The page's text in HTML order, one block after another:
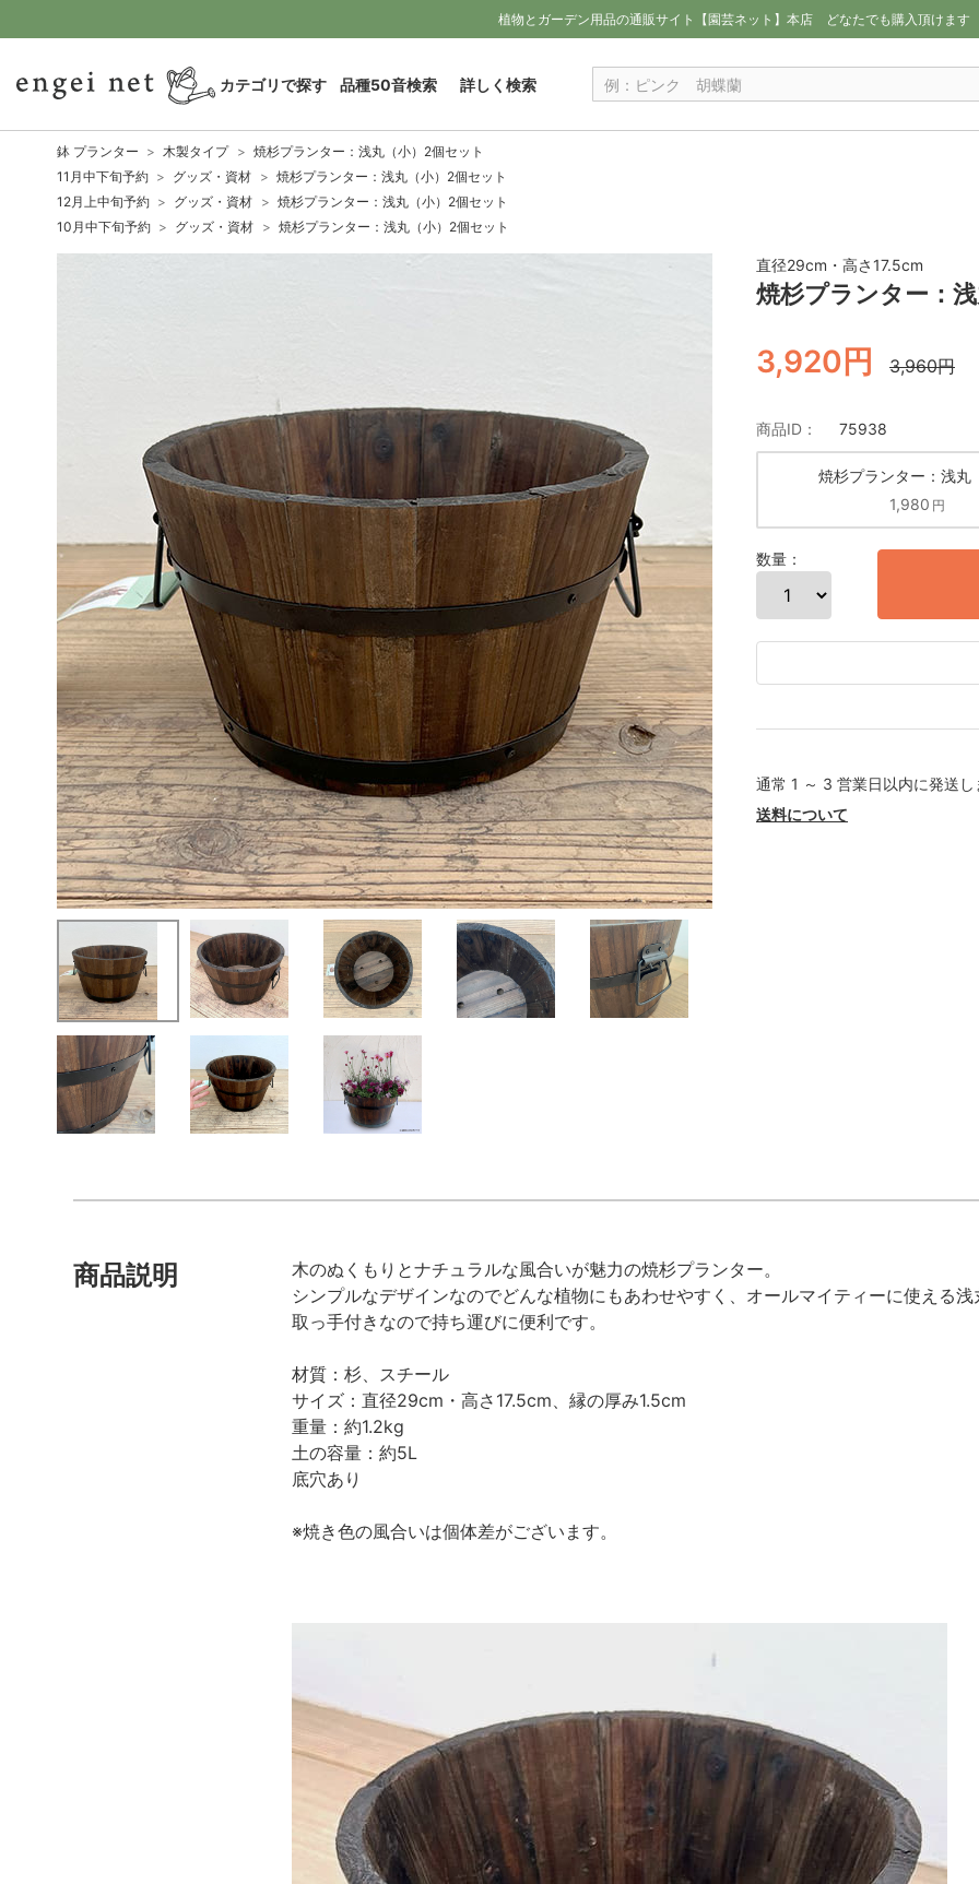
植物とガーデン用品の通販サイト【園芸ネット】本店 どなたでも購入頂けます
カテゴリで探す 品種50音検索 詳しく検索
鉢 プランター 木製タイプ
焼杉プランター：浅丸（小）2個セット
11月中下旬予約
グッズ・資材
焼杉プランター：浅丸（小）2個セット
12月上中旬予約
グッズ・資材
焼杉プランター：浅丸（小）2個セット
10月中下旬予約
グッズ・資材 焼杉プランター：浅丸（小）2個セット
直径29cm・高さ17.5cm
焼杉プランター：
3,920円 3,960円
商品ID： 75938
焼杉プランター：浅丸
1,980 円
数量：
通常 1 ～ 3 営業日以内に発送し
送料について
商品説明
木のぬくもりとナチュラルな風合いが魅力の焼杉プランター。
シンプルなデザインなのでどんな植物にもあわせやすく、オールマイティーに使える浅
取っ手付きなので持ち運びに便利です。
材質：杉、スチール
サイズ：直径29cm・高さ17.5cm、縁の厚み1.5cm
重量：約1.2kg
土の容量：約5L
底穴あり
※焼き色の風合いは個体差がございます。